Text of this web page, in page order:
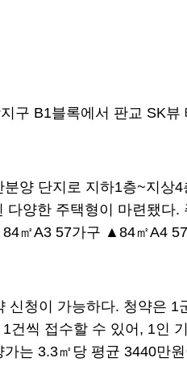
구 B1블록에서 판교 SK
양 단지로 지하1층~지
다양한 주택형이 마련됐
㎡A3 57가구 ▲84㎡A4
청이 가능하다. 청약은
씩 접수할 수 있어, 1인
는 3.3㎡당 평균 3440만